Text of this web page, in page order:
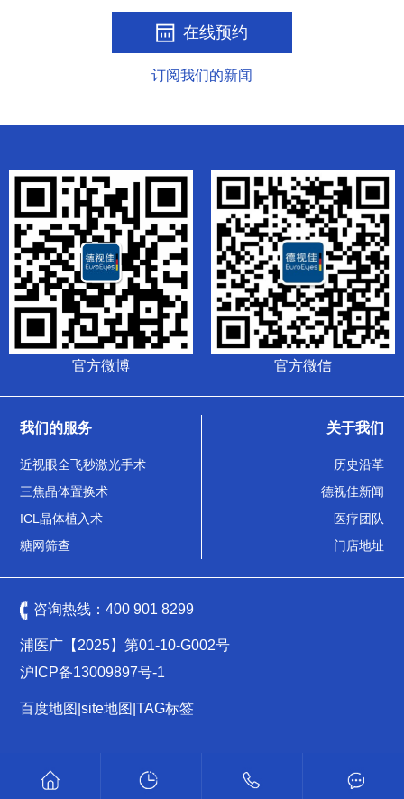
在线预约
订阅我们的新闻
官方微博 官方微信
我们的服务
近视眼全飞秒激光手术
三焦晶体置换术
ICL晶体植入术
糖网筛查
关于我们
历史沿革
德视佳新闻
医疗团队
门店地址
咨询热线：400 901 8299
浦医广【2025】第01-10-G002号
沪ICP备13009897号-1
百度地图 |site地图 |TAG标签
沪公网安备 31011502009461号